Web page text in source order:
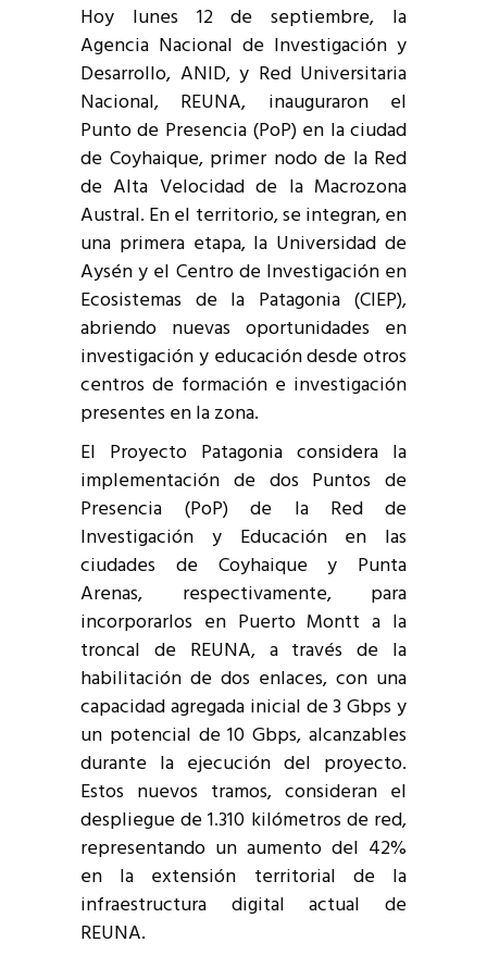
Hoy lunes 12 de septiembre, la
Agencia Nacional de Investigación y
Desarrollo, ANID, y Red Universitaria
Nacional, REUNA, inauguraron el
Punto de Presencia (PoP) en la ciudad
de Coyhaique, primer nodo de la Red
de Alta Velocidad de la Macrozona
Austral. En el territorio, se integran, en
una primera etapa, la Universidad de
Aysén y el Centro de Investigación en
Ecosistemas de la Patagonia (CIEP),
abriendo nuevas oportunidades en
investigación y educación desde otros
centros de formación e investigación
presentes en la zona.
El Proyecto Patagonia considera la
implementación de dos Puntos de
Presencia (PoP) de la Red de
Investigación y Educación en las
ciudades de Coyhaique y Punta
Arenas, respectivamente, para
incorporarlos en Puerto Montt a la
troncal de REUNA, a través de la
habilitación de dos enlaces, con una
capacidad agregada inicial de 3 Gbps y
un potencial de 10 Gbps, alcanzables
durante la ejecución del proyecto.
Estos nuevos tramos, consideran el
despliegue de 1.310 kilómetros de red,
representando un aumento del 42%
en la extensión territorial de la
infraestructura digital actual de
REUNA.